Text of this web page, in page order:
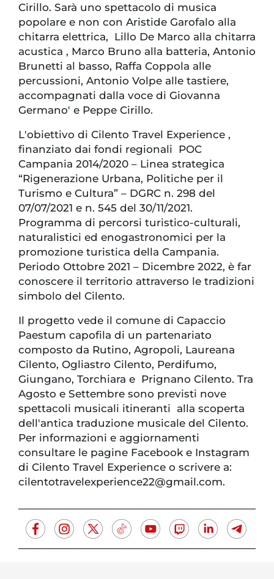
Cirillo. Sarà uno spettacolo di musica
popolare e non con Aristide Garofalo alla
chitarra elettrica, Lillo De Marco alla chitarra
acustica , Marco Bruno alla batteria, Antonio
Brunetti al basso, Raffa Coppola alle
percussioni, Antonio Volpe alle tastiere,
accompagnati dalla voce di Giovanna
Germano' e Peppe Cirillo.
L'obiettivo di Cilento Travel Experience ,
finanziato dai fondi regionali POC
Campania 2014/2020 – Linea strategica
“Rigenerazione Urbana, Politiche per il
Turismo e Cultura” – DGRC n. 298 del
07/07/2021 e n. 545 del 30/11/2021.
Programma di percorsi turistico-culturali,
naturalistici ed enogastronomici per la
promozione turistica della Campania.
Periodo Ottobre 2021 – Dicembre 2022, è far
conoscere il territorio attraverso le tradizioni
simbolo del Cilento.
Il progetto vede il comune di Capaccio
Paestum capofila di un partenariato
composto da Rutino, Agropoli, Laureana
Cilento, Ogliastro Cilento, Perdifumo,
Giungano, Torchiara e Prignano Cilento. Tra
Agosto e Settembre sono previsti nove
spettacoli musicali itineranti alla scoperta
dell'antica traduzione musicale del Cilento.
Per informazioni e aggiornamenti
consultare le pagine Facebook e Instagram
di Cilento Travel Experience o scrivere a:
cilentotravelexperience22@gmail.com.